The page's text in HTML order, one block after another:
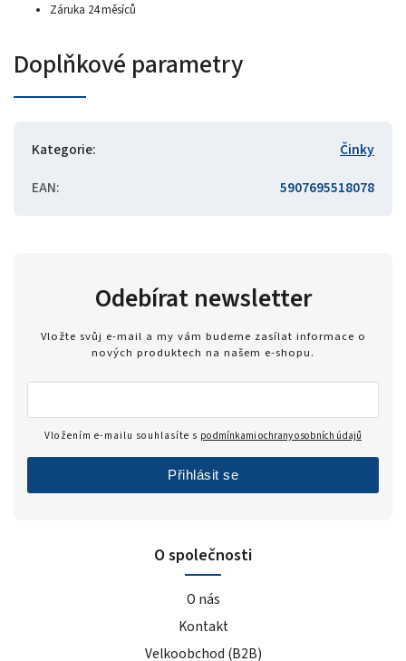
Záruka 24 měsíců
Doplňkové parametry
Kategorie:
Činky
EAN: 5907695518078
O společnosti
O nás
Kontakt
Velkoobchod (B2B)
Odebírat newsletter
Vložte svůj e-mail a my vám budeme zasílat informace o
nových produktech na našem e-shopu.
Vložením e-mailu souhlasíte s podmínkami ochrany osobních údajů
Přihlásit se